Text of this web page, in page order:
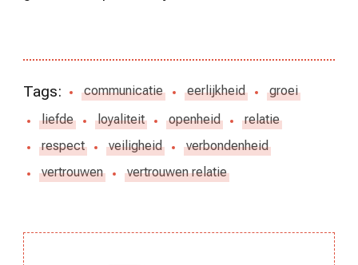
Tags: communicatie eerlijkheid
groei
liefde
loyaliteit openheid
relatie
respect
veiligheid
verbondenheid
vertrouwen
vertrouwen relatie